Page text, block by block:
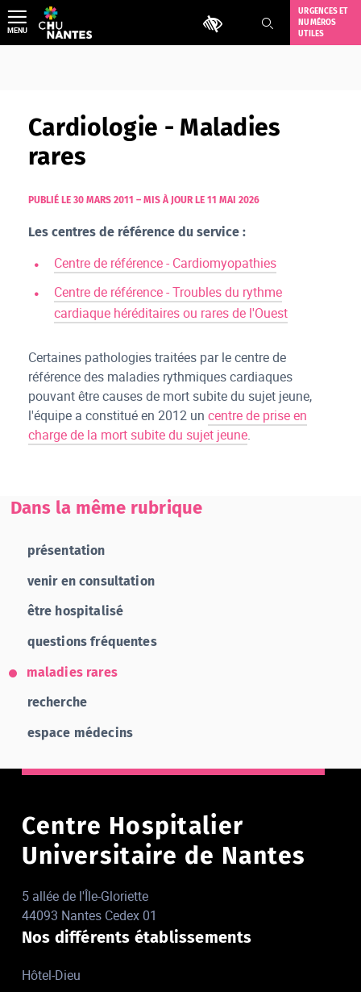
Aller
au
contenu
Outils d'accessibilité
URGENCES ET
NUMÉROS
UTILES
MENU
Cardiologie - Maladies
rares
PUBLIÉ LE 30 MARS 2011 – MIS À JOUR LE 11 MAI 2026
Les centres de référence du service :
Centre de référence - Cardiomyopathies
Centre de référence - Troubles du rythme
cardiaque héréditaires ou rares de l'Ouest
Certaines pathologies traitées par le centre de
référence des maladies rythmiques cardiaques
pouvant être causes de mort subite du sujet jeune,
l'équipe a constitué en 2012 uncentre de prise en
charge de la mort subite du sujet jeune.
Dans la même rubrique
présentation
venir en consultation
être hospitalisé
questions fréquentes
maladies rares
recherche
espace médecins
Centre Hospitalier
Universitaire de Nantes
5 allée de l'Île-Gloriette
44093 Nantes Cedex 01
Nos différents établissements
Hôtel-Dieu